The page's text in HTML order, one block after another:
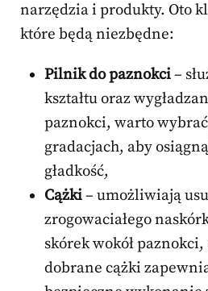
narzędzia i produkty. Oto
które będą niezbędne:
Pilnik do paznokci–
kształtu oraz
paznokci, warto
gradacjach, aby
gładkość,
Cążki– umożliwiają
zrogowaciałego
skórek wokół
dobrane cążki